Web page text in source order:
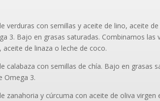
verduras con semillas y aceite de lino, aceite
3. Bajo en grasas saturadas. Combinamos
aceite de linaza o leche de coco.
calabaza con semillas de chía. Bajo en grasas
Omega 3.
zanahoria y cúrcuma con aceite de oliva